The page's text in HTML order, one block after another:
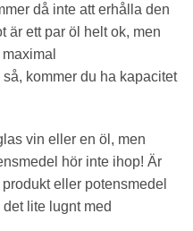
då inte att erhålla den
är ett par öl helt ok, men
kommer du ha kapacitet
vin eller en öl, men
hör inte ihop! Är
eller potensmedel
lite lugnt med